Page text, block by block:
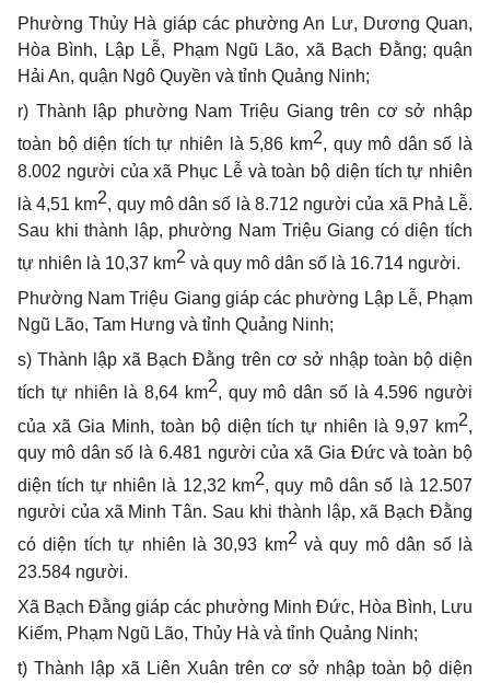
Phường Thủy Hà giáp các phường An Lư, Dương Quan,
Hòa Bình, Lập Lễ, Phạm Ngũ Lão, xã Bạch Đằng; quận
Hải An, quận Ngô Quyền và tỉnh Quảng Ninh;
r) Thành lập phường Nam Triệu Giang trên cơ sở nhập
toàn bộ diện tích tự nhiên là 5,86 km2, quy mô dân số là
8.002 người của xã Phục Lễ và toàn bộ diện tích tự nhiên
là 4,51 km2, quy mô dân số là 8.712 người của xã Phả Lễ.
Sau khi thành lập, phường Nam Triệu Giang có diện tích
tự nhiên là 10,37 km2 và quy mô dân số là 16.714 người.
Phường Nam Triệu Giang giáp các phường Lập Lễ, Phạm
Ngũ Lão, Tam Hưng và tỉnh Quảng Ninh;
s) Thành lập xã Bạch Đằng trên cơ sở nhập toàn bộ diện
tích tự nhiên là 8,64 km2, quy mô dân số là 4.596 người
của xã Gia Minh, toàn bộ diện tích tự nhiên là 9,97 km2,
quy mô dân số là 6.481 người của xã Gia Đức và toàn bộ
diện tích tự nhiên là 12,32 km2, quy mô dân số là 12.507
người của xã Minh Tân. Sau khi thành lập, xã Bạch Đằng
có diện tích tự nhiên là 30,93 km2 và quy mô dân số là
23.584 người.
Xã Bạch Đằng giáp các phường Minh Đức, Hòa Bình, Lưu
Kiếm, Phạm Ngũ Lão, Thủy Hà và tỉnh Quảng Ninh;
t) Thành lập xã Liên Xuân trên cơ sở nhập toàn bộ diện